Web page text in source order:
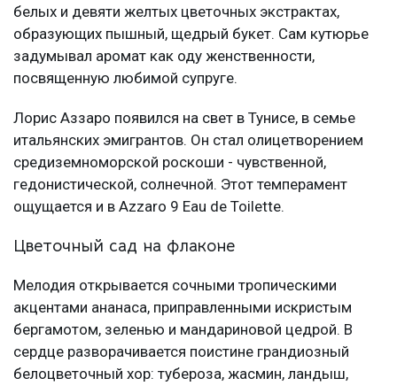
белых и девяти желтых цветочных экстрактах,
образующих пышный, щедрый букет. Сам кутюрье
задумывал аромат как оду женственности,
посвященную любимой супруге.
Лорис Аззаро появился на свет в Тунисе, в семье
итальянских эмигрантов. Он стал олицетворением
средиземноморской роскоши - чувственной,
гедонистической, солнечной. Этот темперамент
ощущается и в Azzaro 9 Eau de Toilette.
Цветочный сад на флаконе
Мелодия открывается сочными тропическими
акцентами ананаса, приправленными искристым
бергамотом, зеленью и мандариновой цедрой. В
сердце разворачивается поистине грандиозный
белоцветочный хор: тубероза, жасмин, ландыш,